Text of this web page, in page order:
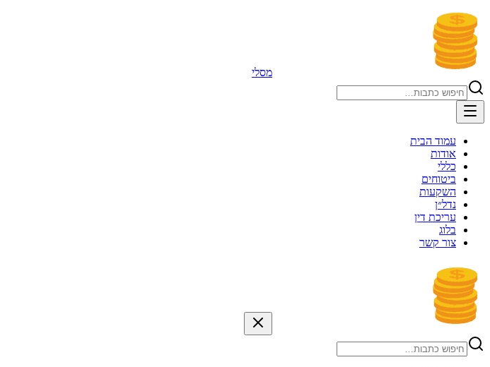
מסלי
עמוד הבית
אודות
כללי
ביטוחים
השקעות
נדל״ן
עריכת דין
בלוג
צור קשר